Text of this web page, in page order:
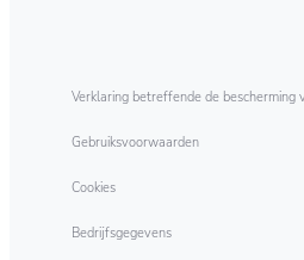
Verklaring betreffende de bescherming
Gebruiksvoorwaarden
Cookies
Bedrijfsgegevens